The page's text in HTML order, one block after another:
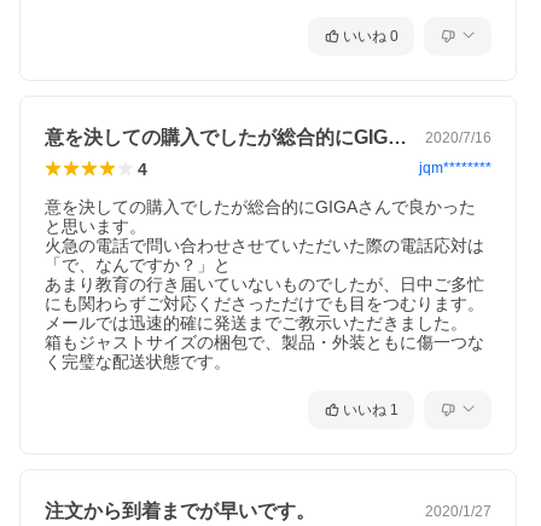
いいね 0
意を決しての購入でしたが総合的にGIG… 2020/7/16
4 jqm********
意を決しての購入でしたが総合的にGIGAさんで良かった
と思います。
火急の電話で問い合わせさせていただいた際の電話応対は
「で、なんですか？」と
あまり教育の行き届いていないものでしたが、日中ご多忙
にも関わらずご対応くださっただけでも目をつむります。
メールでは迅速的確に発送までご教示いただきました。
箱もジャストサイズの梱包で、製品・外装ともに傷一つな
く完璧な配送状態です。
いいね 1
注文から到着までが早いです。 2020/1/27